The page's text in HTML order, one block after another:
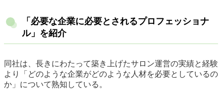
「必要な企業に必要とされるプロフェッショナ
ル」を紹介
同社は、長きにわたって築き上げたサロン運営の実績と経験
より「どのような企業がどのような人材を必要としているの
か」について熟知している。